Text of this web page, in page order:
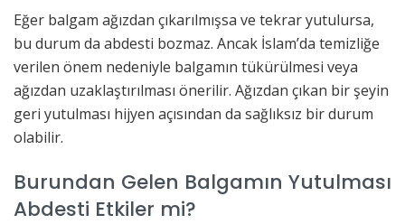
Eğer balgam ağızdan çıkarılmışsa ve tekrar yutulursa,
bu durum da abdesti bozmaz. Ancak İslam’da temizliğe
verilen önem nedeniyle balgamın tükürülmesi veya
ağızdan uzaklaştırılması önerilir. Ağızdan çıkan bir şeyin
geri yutulması hijyen açısından da sağlıksız bir durum
olabilir.
Burundan Gelen Balgamın Yutulması
Abdesti Etkiler mi?